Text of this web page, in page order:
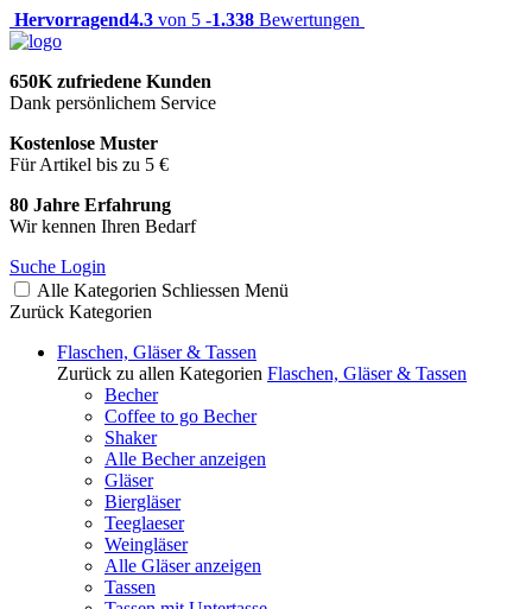
Hervorragend4.3 von 5 -1.338 Bewertungen
650K zufriedene Kunden
Dank persönlichem Service
Kostenlose Muster
Für Artikel bis zu 5 €
80 Jahre Erfahrung
Wir kennen Ihren Bedarf
Suche Login
Alle Kategorien Schliessen Menü
Zurück Kategorien
Flaschen, Gläser & Tassen
Zurück zu allen Kategorien Flaschen, Gläser & Tassen
Becher
Coffee to go Becher
Shaker
Alle Becher anzeigen
Gläser
Biergläser
Teeglaeser
Weingläser
Alle Gläser anzeigen
Tassen